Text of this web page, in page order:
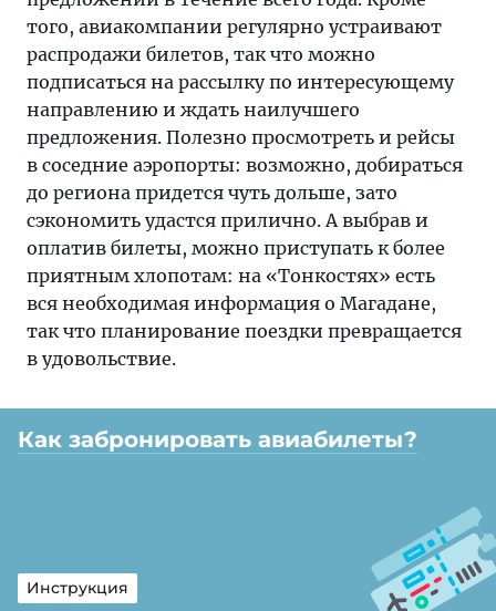
того, авиакомпании регулярно устраивают
распродажи билетов, так что можно
подписаться на рассылку по интересующему
направлению и ждать наилучшего
предложения. Полезно просмотреть и рейсы
в соседние аэропорты: возможно, добираться
до региона придется чуть дольше, зато
сэкономить удастся прилично. А выбрав и
оплатив билеты, можно приступать к более
приятным хлопотам: на «Тонкостях» есть
вся необходимая информация о Магадане,
так что планирование поездки превращается
в удовольствие.
Как забронировать авиабилеты?
Инструкция